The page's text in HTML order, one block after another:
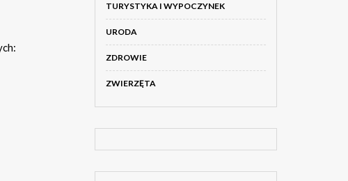
TURYSTYKA I WYPOCZYNEK
URODA
ZDROWIE
ZWIERZĘTA